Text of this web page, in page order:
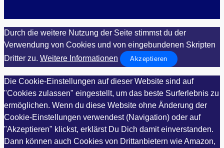
Durch die weitere Nutzung der Seite stimmst du der
Verwendung von Cookies und von eingebundenen Skripten
Dritter zu. Weitere Informationen Akzeptieren
Die Cookie-Einstellungen auf dieser Website sind auf
"Cookies zulassen" eingestellt, um das beste Surferlebnis zu
ermöglichen. Wenn du diese Website ohne Änderung der
Cookie-Einstellungen verwendest (Navigation) oder auf
"Akzeptieren" klickst, erklärst Du Dich damit einverstanden.
Dann können auch Cookies von Drittanbietern wie Amazon,